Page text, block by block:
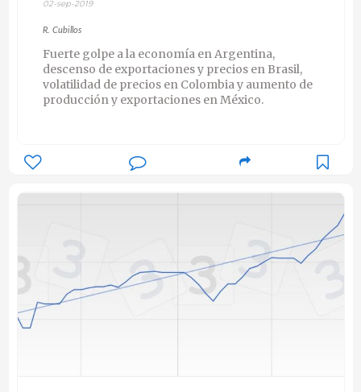
02-sep-2019
R. Cubillos
Fuerte golpe a la economía en Argentina,
descenso de exportaciones y precios en Brasil,
volatilidad de precios en Colombia y aumento de
producción y exportaciones en México.